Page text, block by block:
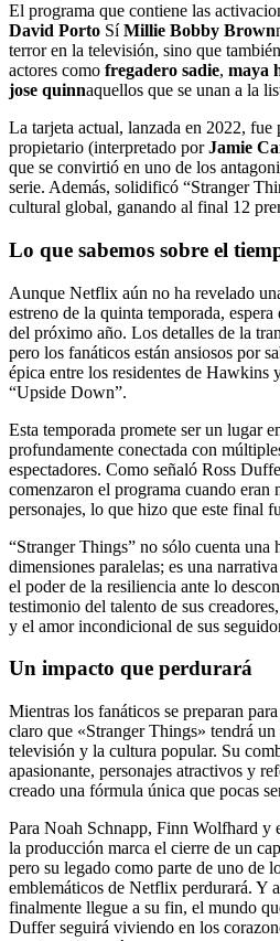
El programa que contiene las
David Porto SíMillie Bobby Brown
terror en la televisión, sino que
actores como fregadero sadie, maya
jose quinnaquellos que se unan a la
La tarjeta actual, lanzada en 2022, fue
propietario (interpretado porJamie
que se convirtió en uno de los
serie. Además, solidificó “Stranger
cultural global, ganando al final 12
Lo que sabemos sobre el
Aunque Netflix aún no ha revelado
estreno de la quinta temporada,
del próximo año. Los detalles de la
pero los fanáticos están ansiosos por
épica entre los residentes de Hawkins
“Upside Down”.
Esta temporada promete ser un lugar
profundamente conectada con
espectadores. Como señaló Ross
comenzaron el programa cuando eran
personajes, lo que hizo que este final
“Stranger Things” no sólo cuenta una
dimensiones paralelas; es una
el poder de la resiliencia ante lo
testimonio del talento de sus
y el amor incondicional de sus
Un impacto que perdurará
Mientras los fanáticos se preparan
claro que «Stranger Things» tendrá
televisión y la cultura popular. Su
apasionante, personajes atractivos y
creado una fórmula única que pocas
Para Noah Schnapp, Finn Wolfhard y
la producción marca el cierre de un
pero su legado como parte de uno de
emblemáticos de Netflix perdurará. Y
finalmente llegue a su fin, el mundo
Duffer seguirá viviendo en los